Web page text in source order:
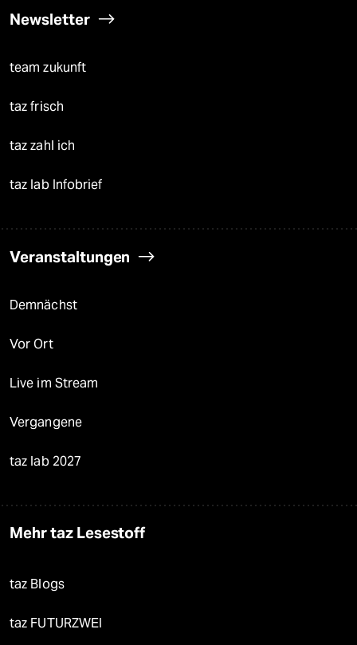
Newsletter
team zukunft
taz frisch
taz zahl ich
taz lab Infobrief
Veranstaltungen
Demnächst
Vor Ort
Live im Stream
Vergangene
taz lab 2027
Mehr taz Lesestoff
taz Blogs
taz FUTURZWEI